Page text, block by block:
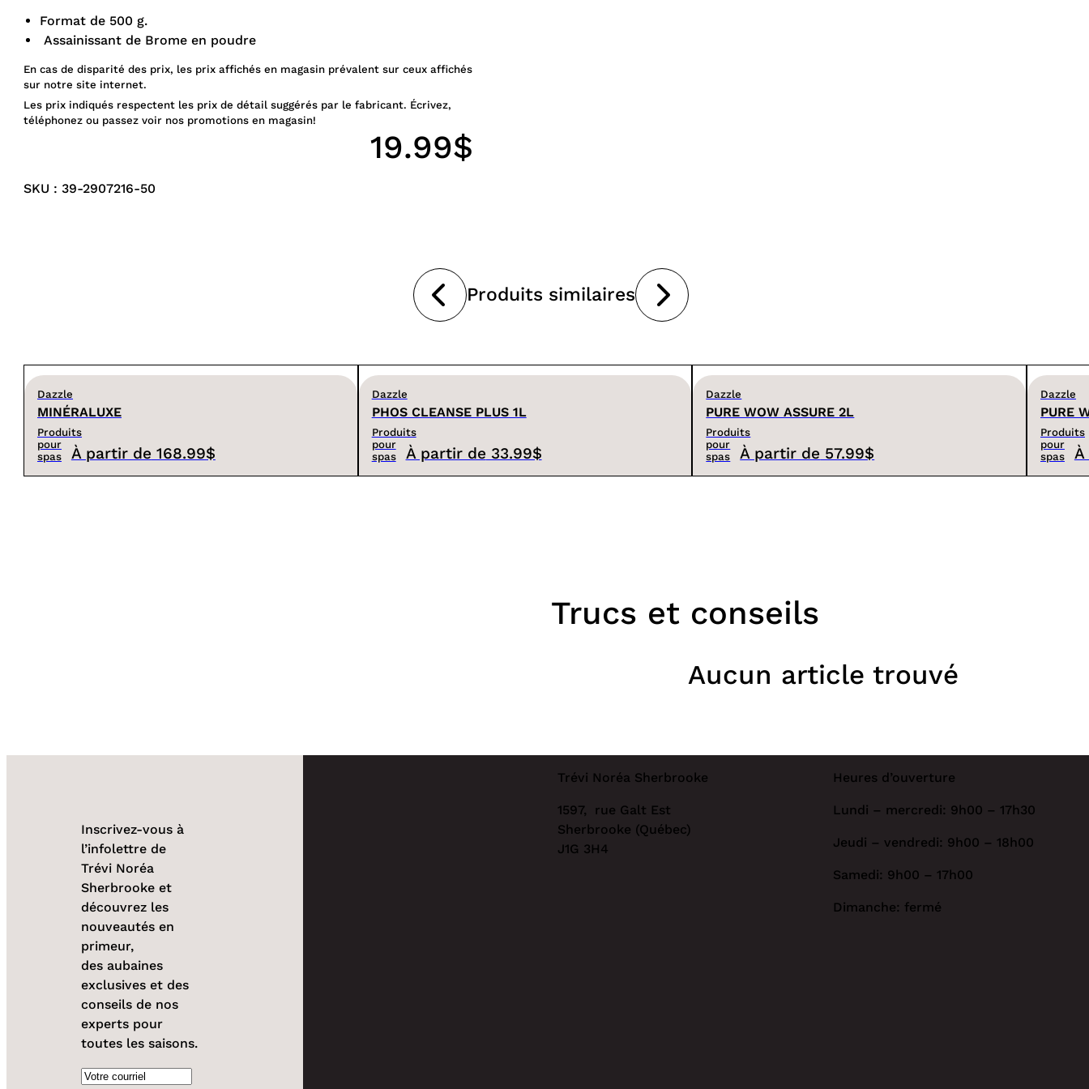
19.99$
SKU : 39-2907216-50
Format de 500 g.
Assainissant de Brome en poudre
En cas de disparité des prix, les prix affichés en magasin prévalent sur ceux affichés
sur notre site internet.
Les prix indiqués respectent les prix de détail suggérés par le fabricant. Écrivez,
téléphonez ou passez voir nos promotions en magasin!
Produits similaires
Dazzle
MINÉRALUXE
À partir de 168.99$
Produits
pour
spas
Dazzle
PHOS CLEANSE PLUS 1L
À partir de 33.99$
Produits
pour
spas
Dazzle
PURE WOW ASSURE 2L
À partir de 57.99$
Produits
pour
spas
Dazzle
PURE
Produits
pour
spas
Trucs et conseils
Aucun article trouvé
Inscrivez-vous à
l’infolettre de
Trévi Noréa
Sherbrooke et
découvrez les
nouveautés en
primeur,
des aubaines
exclusives et des
conseils de nos
experts pour
toutes les saisons.
Courriel
Trévi Noréa Sherbrooke
1597, rue Galt Est
Sherbrooke (Québec)
J1G 3H4
Heures d’ouverture
Lundi – mercredi: 9h00 – 17h30
Jeudi – vendredi: 9h00 – 18h00
Samedi: 9h00 – 17h00
Dimanche: fermé